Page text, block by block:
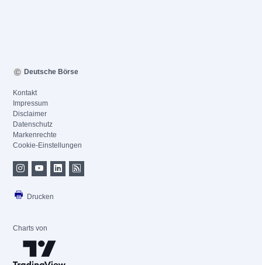
Deutsche Börse
Kontakt
Impressum
Disclaimer
Datenschutz
Markenrechte
Cookie-Einstellungen
Drucken
Charts von